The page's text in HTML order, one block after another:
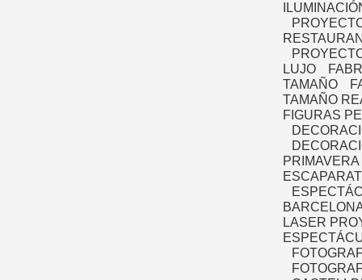
LUJO
TAMAÑO
TAMAÑO
FIGURAS
PRIMAVERA
LASER